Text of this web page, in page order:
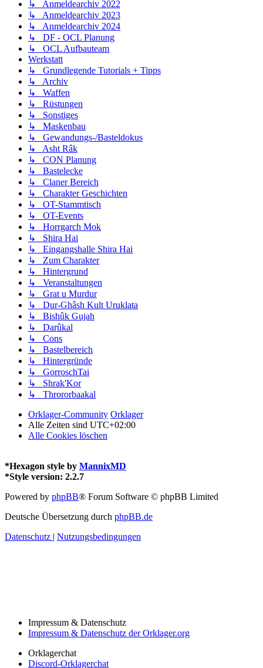
↳ Anmeldearchiv 2022
↳ Anmeldearchiv 2023
↳ Anmeldearchiv 2024
↳ DF - OCL Planung
↳ OCL Aufbauteam
Werkstatt
↳ Grundlegende Tutorials + Tipps
↳ Archiv
↳ Waffen
↳ Rüstungen
↳ Sonstiges
↳ Maskenbau
↳ Gewandungs-/Basteldokus
↳ Asht Râk
↳ CON Planung
↳ Bastelecke
↳ Claner Bereich
↳ Charakter Geschichten
↳ OT-Stammtisch
↳ OT-Events
↳ Horrgarch Mok
↳ Shira Hai
↳ Eingangshalle Shira Hai
↳ Zum Charakter
↳ Hintergrund
↳ Veranstaltungen
↳ Grat u Murdur
↳ Dur-Ghâsh Kult Uruklata
↳ Bishûk Gujah
↳ Darûkal
↳ Cons
↳ Bastelbereich
↳ Hintergründe
↳ GorroschTai
↳ Shrak'Kor
↳ Thrororbaakal
Orklager-Community Orklager
Alle Zeiten sind UTC+02:00
Alle Cookies löschen
*Hexagon style by MannixMD
*Style version: 2.2.7
Powered by phpBB® Forum Software © phpBB Limited
Deutsche Übersetzung durch phpBB.de
Datenschutz | Nutzungsbedingungen
Impressum & Datenschutz
Impressum & Datenschutz der Orklager.org
Orklagerchat
Discord-Orklagerchat